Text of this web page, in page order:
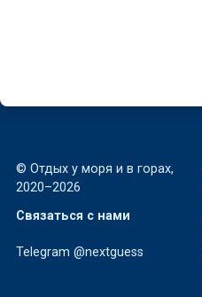
© Отдых у моря и в горах,
2020–2026
Связаться с нами
Telegram @nextguess